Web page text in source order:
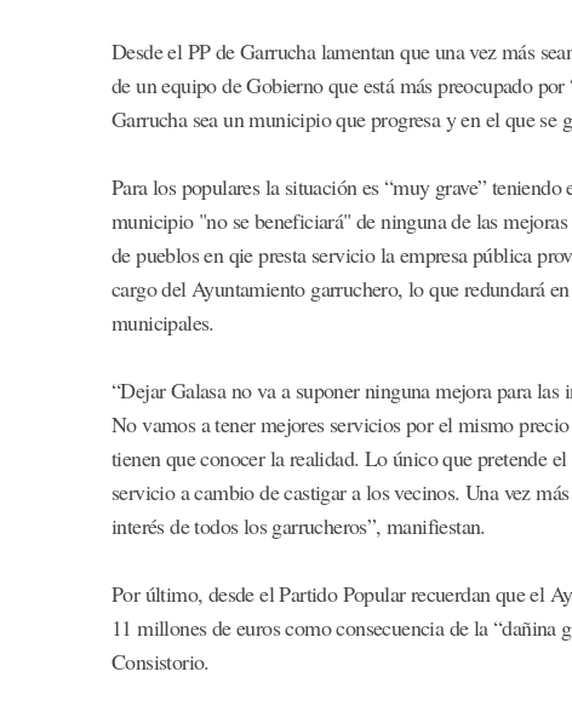
Desde el PP de Garrucha lamentan que una vez más
de un equipo de Gobierno que está más preocupado
Garrucha sea un municipio que progresa y en el que se
Para los populares la situación es “muy grave”
municipio "no se beneficiará" de ninguna de las
de pueblos en qie presta servicio la empresa pública
cargo del Ayuntamiento garruchero, lo que redundará
municipales.
“Dejar Galasa no va a suponer ninguna mejora para
No vamos a tener mejores servicios por el mismo
tienen que conocer la realidad. Lo único que pretende
servicio a cambio de castigar a los vecinos. Una vez
interés de todos los garrucheros”, manifiestan.
Por último, desde el Partido Popular recuerdan que el
11 millones de euros como consecuencia de la
Consistorio.